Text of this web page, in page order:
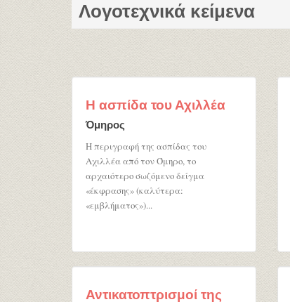
Λογοτεχνικά κείμενα
Η ασπίδα του Αχιλλέα
Όμηρος
Η περιγραφή της ασπίδας του
Αχιλλέα από τον Όμηρο, το
αρχαιότερο σωζόμενο δείγμα
«έκφρασης» (καλύτερα:
«εμβλήματος»)...
Αντικατοπτρισμοί της